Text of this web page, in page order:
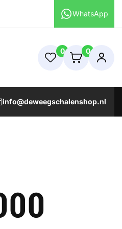
WhatsApp
0 0
info@deweegschalenshop.nl